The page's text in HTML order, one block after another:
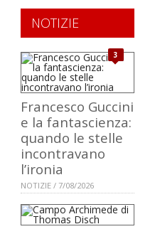
NOTIZIE
3
Francesco Guccini
e la fantascienza:
quando le stelle
incontravano
l’ironia
NOTIZIE / 7/08/2026